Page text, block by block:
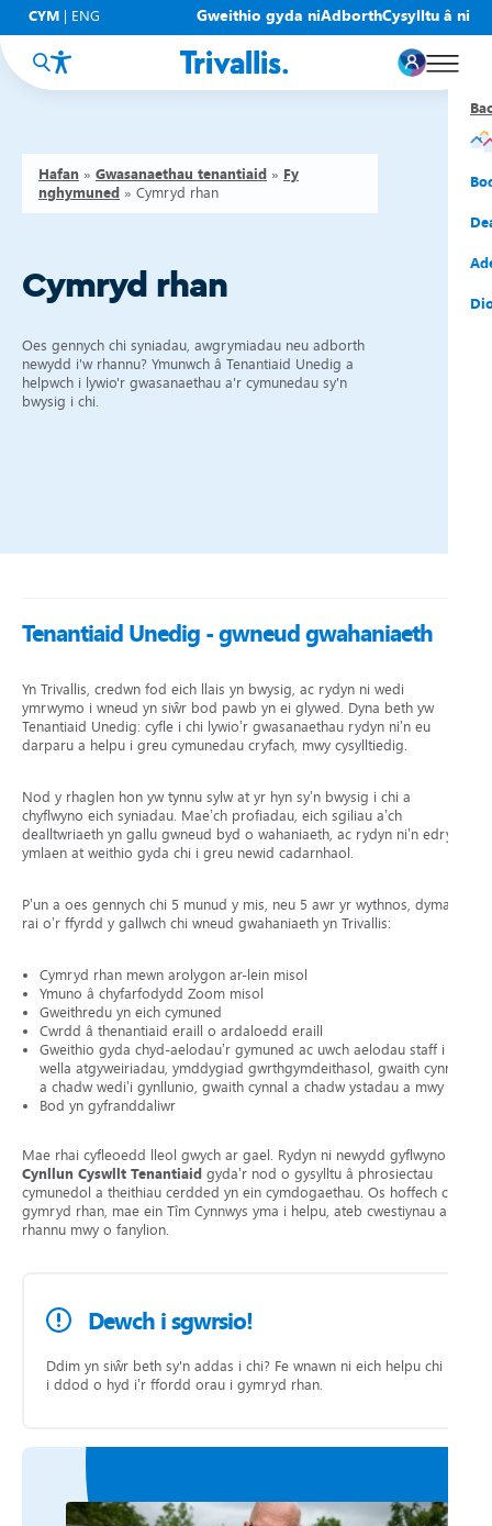
CYM ENG Gweithio gyda niAdborthCysylltu â ni
Hafan » Gwasanaethau tenantiaid » Fy
nghymuned » Cymryd rhan
Cymryd rhan
Oes gennych chi syniadau, awgrymiadau neu adborth
newydd i'w rhannu? Ymunwch â Tenantiaid Unedig a
helpwch i lywio'r gwasanaethau a'r cymunedau sy'n
bwysig i chi.
Tenantiaid Unedig - gwneud gwahaniaeth
Yn Trivallis, credwn fod eich llais yn bwysig, ac rydyn ni wedi
ymrwymo i wneud yn siŵr bod pawb yn ei glywed. Dyna beth yw
Tenantiaid Unedig: cyfle i chi lywio’r gwasanaethau rydyn ni’n eu
darparu a helpu i greu cymunedau cryfach, mwy cysylltiedig.
Nod y rhaglen hon yw tynnu sylw at yr hyn sy’n bwysig i chi a
chyflwyno eich syniadau. Mae’ch profiadau, eich sgiliau a’ch
dealltwriaeth yn gallu gwneud byd o wahaniaeth, ac rydyn ni’n edrych
ymlaen at weithio gyda chi i greu newid cadarnhaol.
P’un a oes gennych chi 5 munud y mis, neu 5 awr yr wythnos, dyma
rai o’r ffyrdd y gallwch chi wneud gwahaniaeth yn Trivallis:
Cymryd rhan mewn arolygon ar-lein misol
Ymuno â chyfarfodydd Zoom misol
Gweithredu yn eich cymuned
Cwrdd â thenantiaid eraill o ardaloedd eraill
Gweithio gyda chyd-aelodau’r gymuned ac uwch aelodau staff i
wella atgyweiriadau, ymddygiad gwrthgymdeithasol, gwaith cynnal
a chadw wedi’i gynllunio, gwaith cynnal a chadw ystadau a mwy
Bod yn gyfranddaliwr
Mae rhai cyfleoedd lleol gwych ar gael. Rydyn ni newydd gyflwyno ein
Cynllun Cyswllt Tenantiaid gyda’r nod o gysylltu â phrosiectau
cymunedol a theithiau cerdded yn ein cymdogaethau. Os hoffech chi
gymryd rhan, mae ein Tîm Cynnwys yma i helpu, ateb cwestiynau a
rhannu mwy o fanylion.
Dewch i sgwrsio!
Ddim yn siŵr beth sy'n addas i chi? Fe wnawn ni eich helpu chi
i ddod o hyd i’r ffordd orau i gymryd rhan.